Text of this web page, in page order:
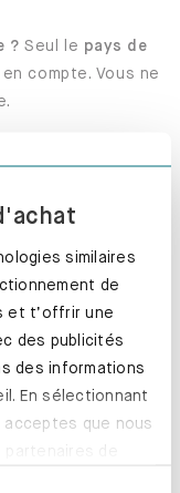
similaires
de
et t’offrir une
des publicités
des informations
En sélectionnant
que nous
?Seul le pays de
compte. Vous ne
annulés ou
votre pays de
MYCS par
la finaleet indiquer